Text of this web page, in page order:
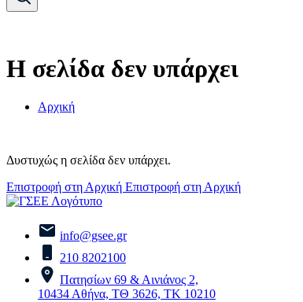
Η σελίδα δεν υπάρχει
Αρχική
Δυστυχώς η σελίδα δεν υπάρχει.
Επιστροφή στη Αρχική Επιστροφή στη Αρχική
info@gsee.gr
210 8202100
Πατησίων 69 & Αινιάνος 2,
10434 Αθήνα, ΤΘ 3626, ΤΚ 10210